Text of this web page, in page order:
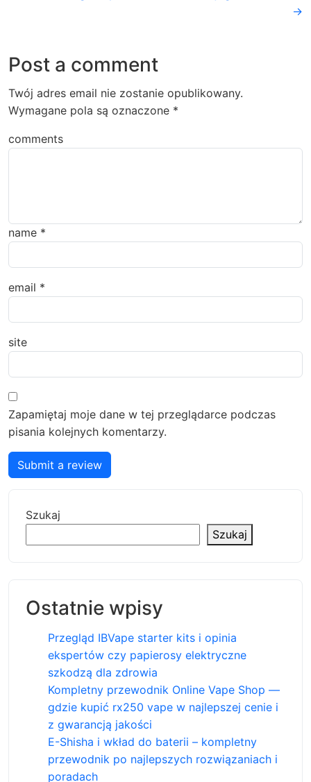
→
Post a comment
Twój adres email nie zostanie opublikowany.
Wymagane pola są oznaczone *
comments
name *
email *
site
Zapamiętaj moje dane w tej przeglądarce podczas
pisania kolejnych komentarzy.
Submit a review
Szukaj
Szukaj
Ostatnie wpisy
Przegląd IBVape starter kits i opinia
ekspertów czy papierosy elektryczne
szkodzą dla zdrowia
Kompletny przewodnik Online Vape Shop —
gdzie kupić rx250 vape w najlepszej cenie i
z gwarancją jakości
E-Shisha i wkład do baterii – kompletny
przewodnik po najlepszych rozwiązaniach i
poradach